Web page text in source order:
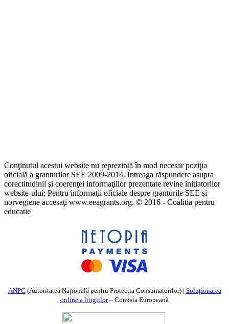
Conţinutul acestui website nu reprezintă în mod necesar poziţia
oficială a granturilor SEE 2009-2014. Întreaga răspundere asupra
corectitudinii şi coerenţei informaţiilor prezentate revine iniţiatorilor
website-ului; Pentru informaţii oficiale despre granturile SEE şi
norvegiene accesaţi www.eeagrants.org. © 2016 - Coalitia pentru
educatie
ANPC (Autoritatea Națională pentru Protecția Consumatorilor) | Soluționarea
online a litigiilor– Comisia Europeană